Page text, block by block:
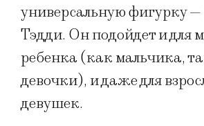
универсальную фигурку
Тэдди. Он подойдет и для
ребенка (как мальчика,
девочки), и даже для
девушек.